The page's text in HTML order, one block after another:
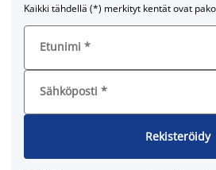
Kaikki tähdellä (*) merkityt kentät ovat
Etunimi *
Sähköposti *
Rekisteröidy